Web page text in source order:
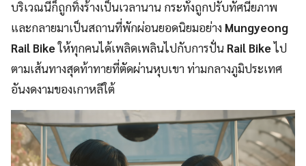
บริเวณนี้ก็ถูกทิ้งร้างเป็นเวลานาน กระทั่งถูกปรับทัศนียภาพ
และกลายมาเป็นสถานที่พักผ่อนยอดนิยมอย่าง Mungyeong
Rail Bikeให้ทุกคนได้เพลิดเพลินไปกับการปั่น Rail Bikeไป
ตามเส้นทางสุดท้าทายที่ตัดผ่านหุบเขา ท่ามกลางภูมิประเทศ
อันงดงามของเกาหลีใต้